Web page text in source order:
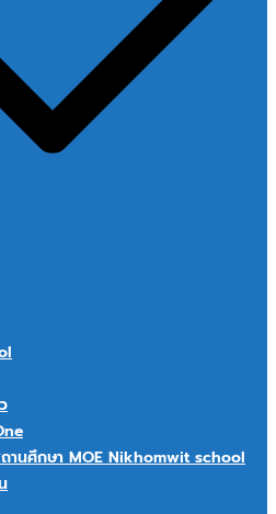
านศึกษา MOE Nikhomwit school